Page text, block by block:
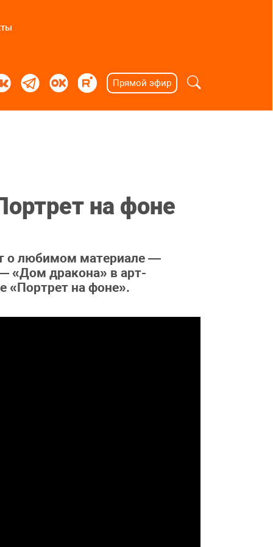
Прямой эфир
на фоне
о любимом материале —
«Дом дракона» в арт-
«Портрет на фоне».